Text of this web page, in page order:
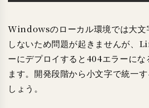
Windowsのローカル環境では大文
しないため問題が起きませんが、
ーにデプロイすると404エラーにな
ます。開発段階から小文字で統一
しょう。